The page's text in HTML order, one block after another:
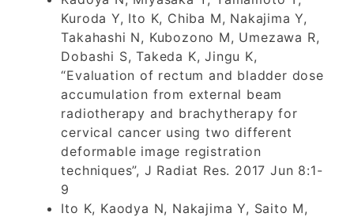
Kuroda Y, Ito K, Chiba M, Nakajima Y,
Takahashi N, Kubozono M, Umezawa R,
Dobashi S, Takeda K, Jingu K,
“Evaluation of rectum and bladder dose
accumulation from external beam
radiotherapy and brachytherapy for
cervical cancer using two different
deformable image registration
techniques”, J Radiat Res. 2017 Jun 8:1-
9
Ito K, Kaodya N, Nakajima Y, Saito M,